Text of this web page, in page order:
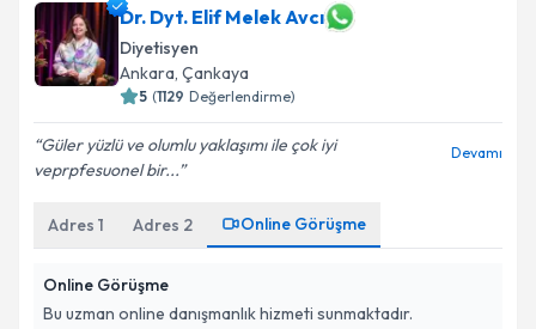
Dr. Dyt. Elif Melek Avcı
Diyetisyen
Ankara, Çankaya
5 (1129 Değerlendirme)
Güler yüzlü ve olumlu yaklaşımı ile çok iyi
veprpfesuonel bir...
Devamı
Adres 1 Adres 2 Online Görüşme
Online Görüşme
Bu uzman online danışmanlık hizmeti sunmaktadır.